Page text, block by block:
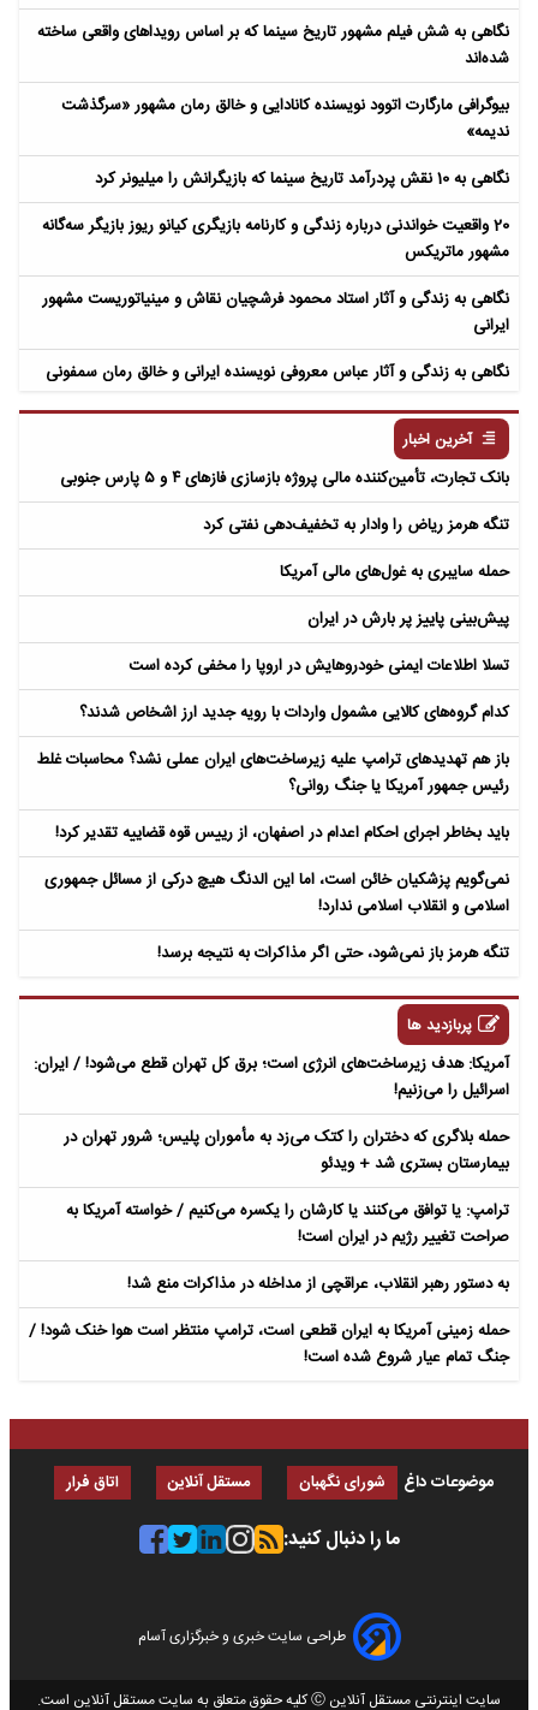
نگاهی به شش فیلم مشهور تاریخ سینما که بر اساس رویداهای واقعی ساخته
شده‌اند
بیوگرافی مارگارت اتوود نویسنده کانادایی و خالق رمان مشهور «سرگذشت
ندیمه»
نگاهی به 10 نقش پردرآمد تاریخ سینما که بازیگرانش را میلیونر کرد
20 واقعیت خواندنی درباره زندگی و کارنامه بازیگری کیانو ریوز بازیگر سه‌گانه
مشهور ماتریکس
نگاهی به زندگی و آثار استاد محمود فرشچیان نقاش و مینیاتوریست مشهور
ایرانی
نگاهی به زندگی و آثار عباس معروفی نویسنده ایرانی و خالق رمان سمفونی
آخرین اخبار
بانک تجارت، تأمین‌کننده مالی پروژه بازسازی فازهای ۴ و ۵ پارس جنوبی
تنگه هرمز ریاض را وادار به تخفیف‌دهی نفتی کرد
حمله سایبری به غول‌های مالی آمریکا
پیش‌بینی پاییز پر بارش در ایران
تسلا اطلاعات ایمنی خودروهایش در اروپا را مخفی کرده است
کدام گروه‌های کالایی مشمول واردات با رویه جدید ارز اشخاص شدند؟
باز هم تهدیدهای ترامپ علیه زیرساخت‌های ایران عملی نشد؟ محاسبات غلط
رئیس جمهور آمریکا یا جنگ روانی؟
باید بخاطر اجرای احکام اعدام در اصفهان، از رییس قوه قضاییه تقدیر کرد!
نمی‌گویم پزشکیان خائن است، اما این الدنگ هیچ درکی از مسائل جمهوری
اسلامی و انقلاب اسلامی ندارد!
تنگه هرمز باز نمی‌شود، حتی اگر مذاکرات به نتیجه برسد!
پربازدید ها
آمریکا: هدف زیرساخت‌های انرژی است؛ برق کل تهران قطع می‌شود! / ایران:
اسرائیل را می‌زنیم!
حمله بلاگری که دختران را کتک می‌زد به مأموران پلیس؛ شرور تهران در
بیمارستان بستری شد + ویدئو
ترامپ: یا توافق می‌کنند یا کارشان را یکسره می‌کنیم / خواسته آمریکا به
صراحت تغییر رژیم در ایران است!
به دستور رهبر انقلاب، عراقچی از مداخله در مذاکرات منع شد!
حمله زمینی آمریکا به ایران قطعی است، ترامپ منتظر است هوا خنک شود! /
جنگ تمام عیار شروع شده است!
موضوعات داغ شورای نگهبان مستقل آنلاین اتاق فرار
ما را دنبال کنید:
طراحی سایت خبری و خبرگزاری آسام
سایت اینترنتی مستقل آنلاین Ⓒ کلیه حقوق متعلق به سایت مستقل آنلاین است.